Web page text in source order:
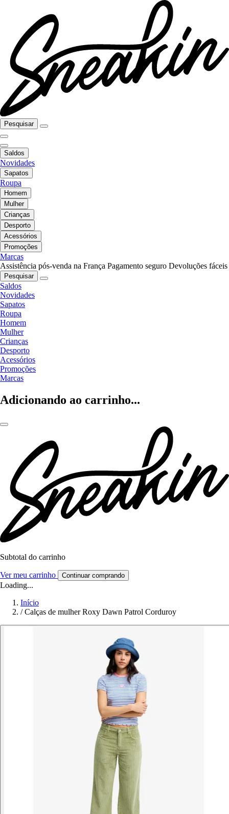
Pesquisar
Saldos
Novidades
Sapatos
Roupa
Homem
Mulher
Crianças
Desporto
Acessórios
Promoções
Marcas
Assistência pós-venda na França Pagamento seguro Devoluções fáceis
Pesquisar
Saldos
Novidades
Sapatos
Roupa
Homem
Mulher
Crianças
Desporto
Acessórios
Promoções
Marcas
Adicionando ao carrinho...
Subtotal do carrinho
Ver meu carrinho Continuar comprando
Loading...
Início
/ Calças de mulher Roxy Dawn Patrol Corduroy